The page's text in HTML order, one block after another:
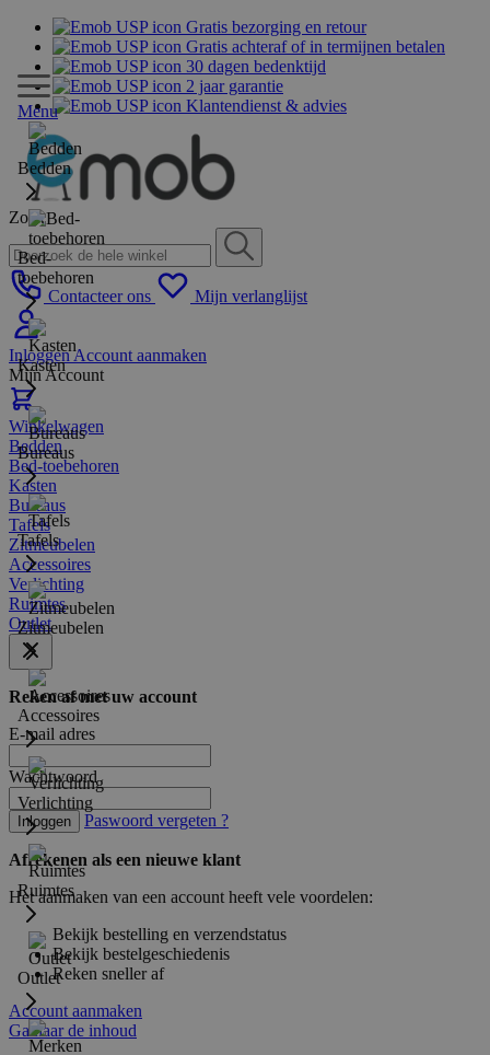
Gratis bezorging en retour
Gratis achteraf of in termijnen betalen
30 dagen bedenktijd
2 jaar garantie
Klantendienst & advies
Zoek
Contacteer ons Mijn verlanglijst
InloggenAccount aanmaken
Mijn Account
Winkelwagen
Menu
Bedden
Bed-
toebehoren
Kasten
Bureaus
Tafels
Zitmeubelen
Accessoires
Verlichting
Ruimtes
Outlet
Bedden
Bed-toebehoren
Kasten
Bureaus
Tafels
Zitmeubelen
Accessoires
Verlichting
Ruimtes
Outlet
Reken af met uw account
E-mail adres
Wachtwoord
Inloggen Paswoord vergeten ?
Afrekenen als een nieuwe klant
Het aanmaken van een account heeft vele voordelen:
Bekijk bestelling en verzendstatus
Bekijk bestelgeschiedenis
Reken sneller af
Account aanmaken
Ga naar de inhoud